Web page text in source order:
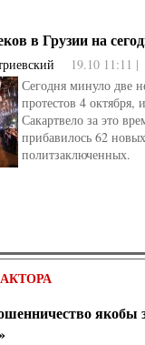
от
в Грузии на
19.10 11:11
Сегодня минуло две
протестов 4 октября,
Сакартвело за это
прибавилось 62 новых
политзаключенных.
якобы